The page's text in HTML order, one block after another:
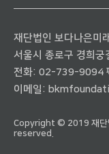
재단법인 보다나은미
서울시 종로구 경희
전화: 02-739-9094
이메일:
Copyright © 2019 재단
reserved.